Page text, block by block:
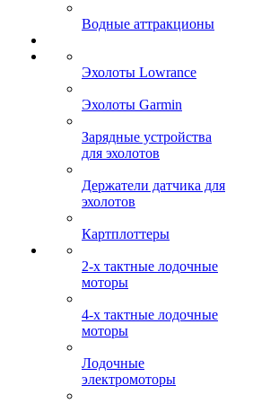
Водные аттракционы
Эхолоты Lowrance
Эхолоты Garmin
Зарядные устройства
для эхолотов
Держатели датчика для
эхолотов
Картплоттеры
2-х тактные лодочные
моторы
4-х тактные лодочные
моторы
Лодочные
электромоторы